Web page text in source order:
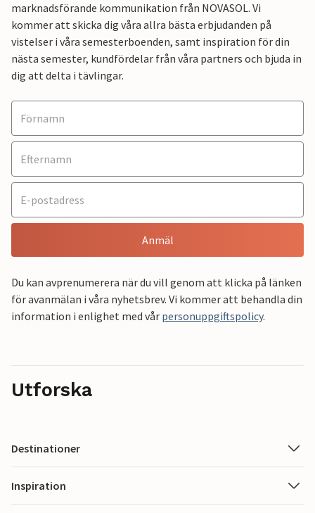
marknadsförande kommunikation från NOVASOL. Vi
kommer att skicka dig våra allra bästa erbjudanden på
vistelser i våra semesterboenden, samt inspiration för din
nästa semester, kundfördelar från våra partners och bjuda in
dig att delta i tävlingar.
Anmäl
Du kan avprenumerera när du vill genom att klicka på länken
för avanmälan i våra nyhetsbrev. Vi kommer att behandla din
information i enlighet med vår personuppgiftspolicy.
Utforska
Destinationer
Inspiration